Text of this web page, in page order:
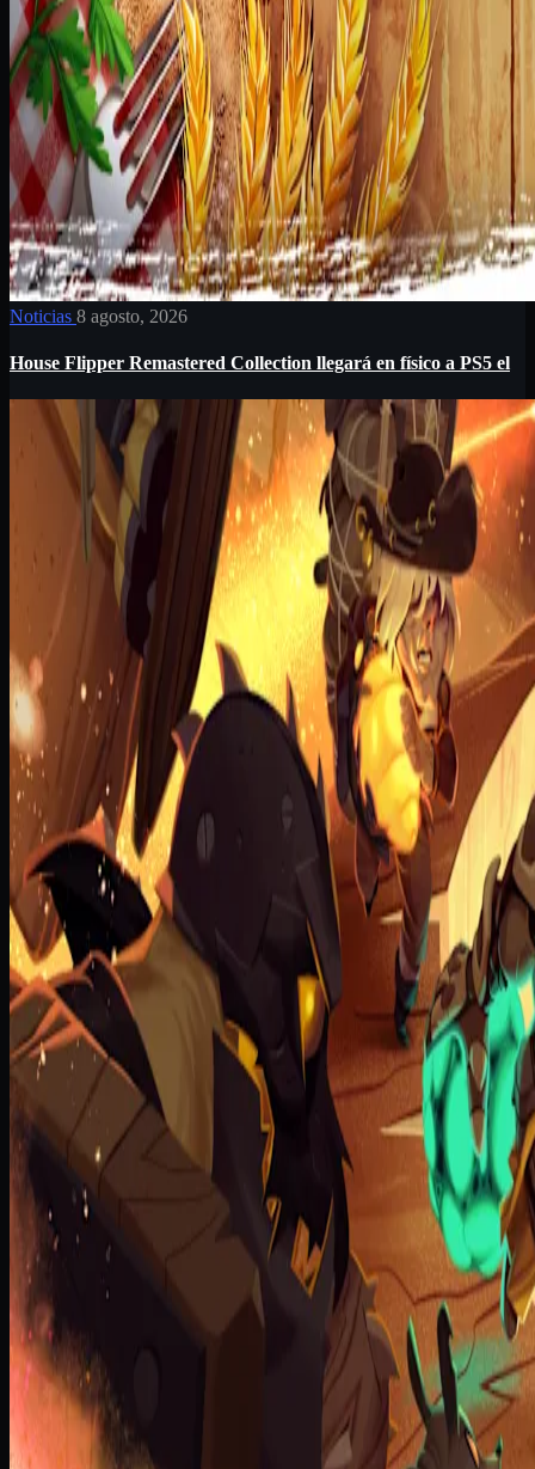
Noticias 8 agosto, 2026
House Flipper Remastered Collection llegará en físico a PS5 el